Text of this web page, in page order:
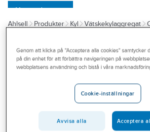
Varumärken
Kampanjer
Branscher
Ahlsell Produkter Kyl Vätskekylaggregat
Genom att klicka på "Acceptera alla cookies" samtycker
på din enhet för att förbättra navigeringen på
webbplatsens användning och bistå i våra
Cookie-inställningar
Avvisa alla Acceptera